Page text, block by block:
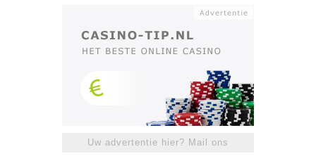
Uw advertentie hier? Mail ons